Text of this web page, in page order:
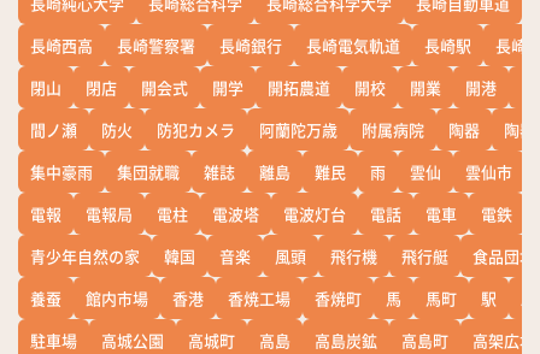
長崎西高
長崎警察署 長崎銀行 長崎電気軌道 長崎駅
長崎
閉山
閉店 開会式 開学 開拓農道 開校 開業 開港
間ノ瀬
防火 防犯カメラ 阿蘭陀万歳 附属病院 陶器
陶器
集中豪雨
集団就職 雑誌 離島 難民 雨 雲仙 雲仙市
電報
電報局 電柱 電波塔 電波灯台 電話 電車 電鉄
青少年自然の家
韓国 音楽 風頭 飛行機 飛行艇
食品団地
養蚕
館内市場 香港 香焼工場 香焼町 馬 馬町 駅
駐車場
高城公園 高城町 高島 高島炭鉱 高島町
高架広場